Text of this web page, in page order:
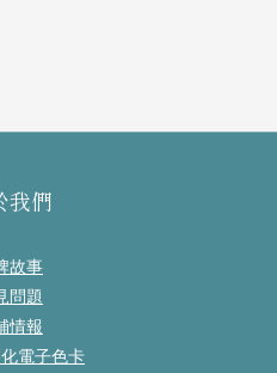
我們
故事
問題
情報
電子色卡